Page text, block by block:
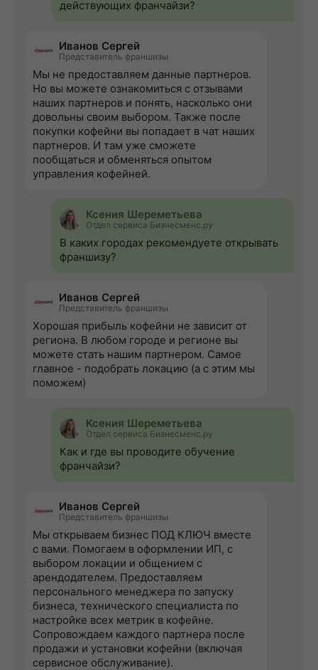
действующих франчайзи?
Иванов Сергей
Представитель франшизы
Мы не предоставляем данные партнеров.
Но вы можете ознакомиться с отзывами
наших партнеров и понять, насколько они
довольны своим выбором. Также после
покупки кофейни вы попадает в чат наших
партнеров. И там уже сможете
пообщаться и обменяться опытом
управления кофейней.
Ксения Шереметьева
Отдел сервиса Бизнесменс.ру
В каких городах рекомендуете открывать
франшизу?
Иванов Сергей
Представитель франшизы
Хорошая прибыль кофейни не зависит от
региона. В любом городе и регионе вы
можете стать нашим партнером. Самое
главное - подобрать локацию (а с этим мы
поможем)
Ксения Шереметьева
Отдел сервиса Бизнесменс.ру
Как и где вы проводите обучение
франчайзи?
Иванов Сергей
Представитель франшизы
Мы открываем бизнес ПОД КЛЮЧ вместе
с вами. Помогаем в оформлении ИП, с
выбором локации и общением с
арендодателем. Предоставляем
персонального менеджера по запуску
бизнеса, технического специалиста по
настройке всех метрик в кофейне.
Сопровождаем каждого партнера после
продажи и установки кофейни (включая
сервисное обслуживание).